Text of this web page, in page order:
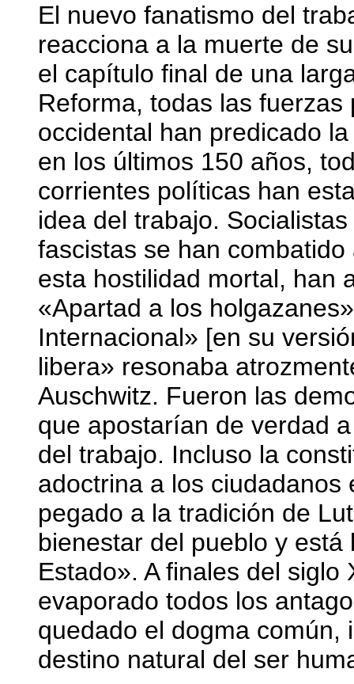
El nuevo fanatismo del
reacciona a la muerte de
el capítulo final de una
Reforma, todas las
occidental han predicado
en los últimos 150 años,
corrientes políticas han
idea del trabajo.
fascistas se han
esta hostilidad mortal, han
«Apartad a los
Internacional» [en su
libera» resonaba
Auschwitz. Fueron las
que apostarían de verdad
del trabajo. Incluso la
adoctrina a los
pegado a la tradición de
bienestar del pueblo y
Estado». A finales del
evaporado todos los
quedado el dogma común,
destino natural del ser